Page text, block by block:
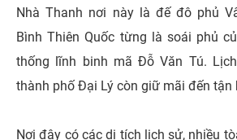
Nhà Thanh nơi này là đế đô phủ
Bình Thiên Quốc từng là soái phủ
thống lĩnh binh mã Đỗ Văn Tú.
thành phố Đại Lý còn giữ mãi đến tận
Nơi đây có các di tích lịch sử, nhiều